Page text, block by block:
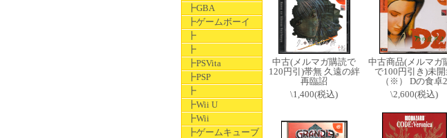
┣GBA
┣ゲームボーイ
┣
┣
┣PSVita
┣PSP
┣
┣Wii U
┣Wii
┣ゲームキューブ
中古(メルマガ購読で
120円引)帯無 久遠の絆
再臨詔
\1,400(税込)
中古商品(メルマガ
で100円引き)未開
（※） Dの食卓2
\2,600(税込)